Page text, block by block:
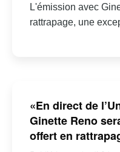
L'émission avec
rattrapage, une
«En direct de
Ginette Reno
offert en